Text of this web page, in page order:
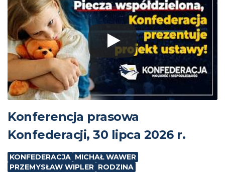
Konferencja prasowa
Konfederacji, 30 lipca 2026 r.
KONFEDERACJA MICHAŁ WAWER
PRZEMYSŁAW WIPLER RODZINA